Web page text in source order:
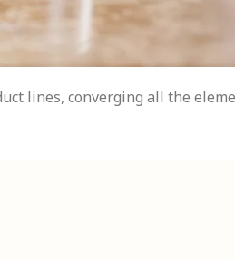
lines, converging all the